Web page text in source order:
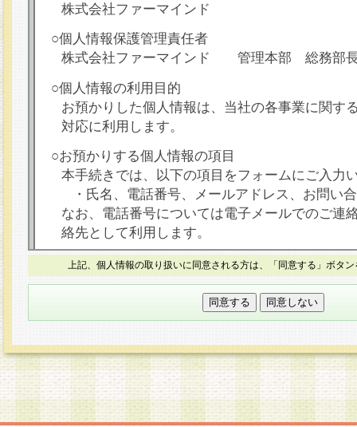
株式会社ファーマインド
○個人情報保護管理責任者
株式会社ファーマインド 管理本部 総務部
○個人情報の利用目的
お預かりした個人情報は、当社の各事業に関す
対応に利用します。
○お預かりする個人情報の項目
本手続きでは、以下の項目をフォームにご入力
・氏名、電話番号、メールアドレス、お問い
なお、電話番号については電子メールでのご連
絡先として利用します。
○本人が容易に認識できない方法による個人情報
本フォームでは、セッション管理のためCookie
○個人情報の第三者提供について
力いただく個人情報は第三者に提供しません。
○個人情報の委託について
個人情報の取り扱いを外部に委託する場合は、
情報管理基準を満たす企業を選定して委託を行
上記、個人情報の取り扱いに同意される方は、「同意する」ボタ